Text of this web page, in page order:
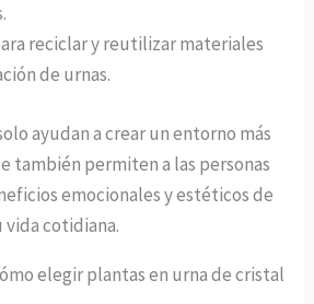
reciclar y reutilizar materiales
de urnas.
ayudan a crear un entorno más
también permiten a las personas
emocionales y estéticos de
vida cotidiana.
elegir plantas en urna de cristal